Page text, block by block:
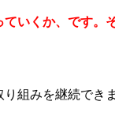
いくか、です。
組みを継続できま